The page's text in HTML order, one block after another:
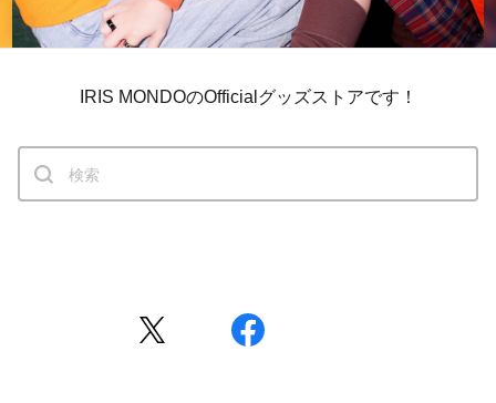
IRIS MONDOのOfficialグッズストアです！